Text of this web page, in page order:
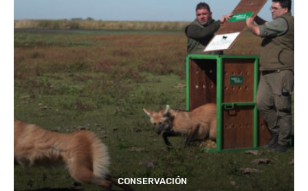
CONSERVACIÓN